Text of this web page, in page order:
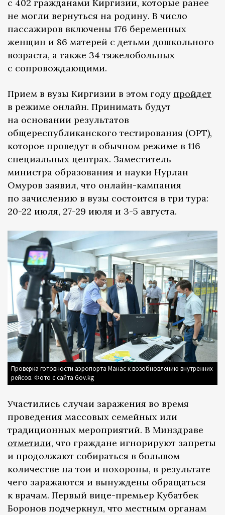
с 402 гражданами Киргизии, которые ранее
не могли вернуться на родину. В число
пассажиров включены 176 беременных
женщин и 86 матерей с детьми дошкольного
возраста, а также 34 тяжелобольных
с сопровождающими.
Прием в вузы Киргизии в этом году пройдет
в режиме онлайн. Принимать будут
на основании результатов
общереспубликанского тестирования (ОРТ),
которое проведут в обычном режиме в 116
специальных центрах. Заместитель
министра образования и науки Нурлан
Омуров заявил, что онлайн-кампания
по зачислению в вузы состоится в три тура:
20-22 июля, 27-29 июля и 3-5 августа.
Проверка готовности аэропорта Манас к возобновлению внутренних
рейсов. Фото с сайта Gov.kg
Участились случаи заражения во время
проведения массовых семейных или
традиционных мероприятий. В Минздраве
отметили, что граждане игнорируют запреты
и продолжают собираться в большом
количестве на тои и похороны, в результате
чего заражаются и вынуждены обращаться
к врачам. Первый вице-премьер Кубатбек
Боронов подчеркнул, что местным органам